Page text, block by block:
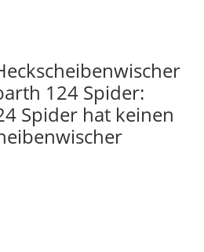
124 Spider:
Spider hat keinen